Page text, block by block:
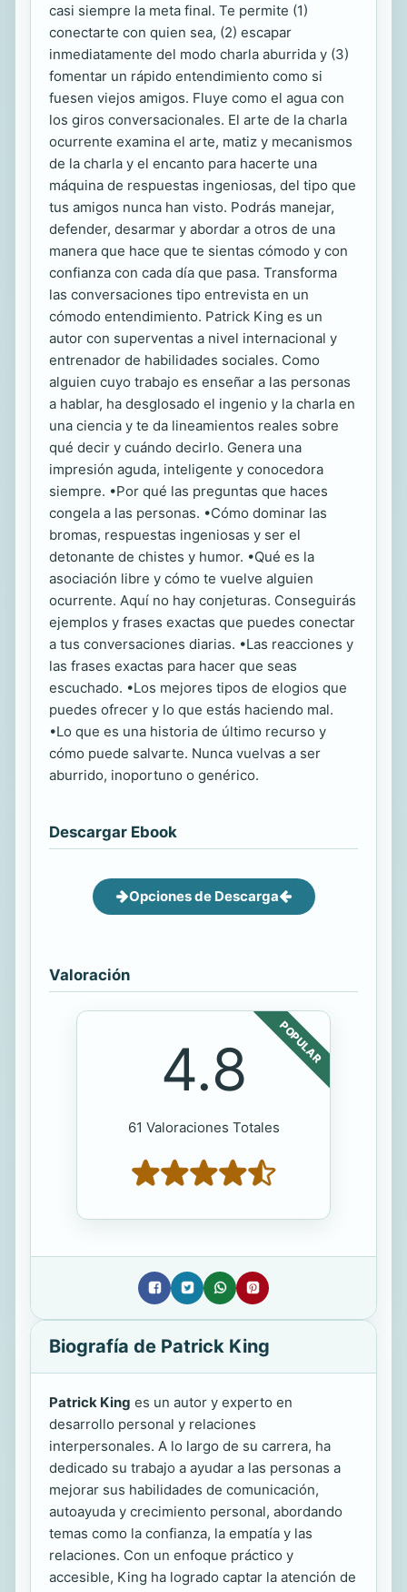
casi siempre la meta final. Te permite (1)
conectarte con quien sea, (2) escapar
inmediatamente del modo charla aburrida y (3)
fomentar un rápido entendimiento como si
fuesen viejos amigos. Fluye como el agua con
los giros conversacionales. El arte de la charla
ocurrente examina el arte, matiz y mecanismos
de la charla y el encanto para hacerte una
máquina de respuestas ingeniosas, del tipo que
tus amigos nunca han visto. Podrás manejar,
defender, desarmar y abordar a otros de una
manera que hace que te sientas cómodo y con
confianza con cada día que pasa. Transforma
las conversaciones tipo entrevista en un
cómodo entendimiento. Patrick King es un
autor con superventas a nivel internacional y
entrenador de habilidades sociales. Como
alguien cuyo trabajo es enseñar a las personas
a hablar, ha desglosado el ingenio y la charla en
una ciencia y te da lineamientos reales sobre
qué decir y cuándo decirlo. Genera una
impresión aguda, inteligente y conocedora
siempre. •Por qué las preguntas que haces
congela a las personas. •Cómo dominar las
bromas, respuestas ingeniosas y ser el
detonante de chistes y humor. •Qué es la
asociación libre y cómo te vuelve alguien
ocurrente. Aquí no hay conjeturas. Conseguirás
ejemplos y frases exactas que puedes conectar
a tus conversaciones diarias. •Las reacciones y
las frases exactas para hacer que seas
escuchado. •Los mejores tipos de elogios que
puedes ofrecer y lo que estás haciendo mal.
•Lo que es una historia de último recurso y
cómo puede salvarte. Nunca vuelvas a ser
aburrido, inoportuno o genérico.
Descargar Ebook
Opciones de Descarga
Valoración
POPULAR
4.8
61 Valoraciones Totales
Biografía de Patrick King
Patrick King es un autor y experto en
desarrollo personal y relaciones
interpersonales. A lo largo de su carrera, ha
dedicado su trabajo a ayudar a las personas a
mejorar sus habilidades de comunicación,
autoayuda y crecimiento personal, abordando
temas como la confianza, la empatía y las
relaciones. Con un enfoque práctico y
accesible, King ha logrado captar la atención de